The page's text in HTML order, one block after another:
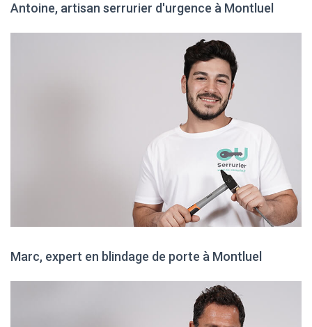
Antoine, artisan serrurier d'urgence à Montluel
Marc, expert en blindage de porte à Montluel